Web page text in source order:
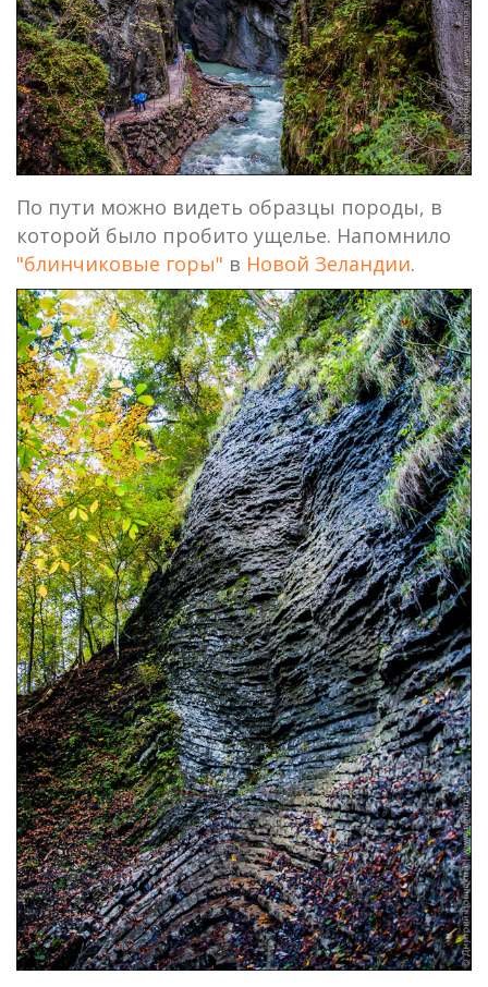
По пути можно видеть образцы породы, в
которой было пробито ущелье. Напомнило
"блинчиковые горы" в Новой Зеландии.